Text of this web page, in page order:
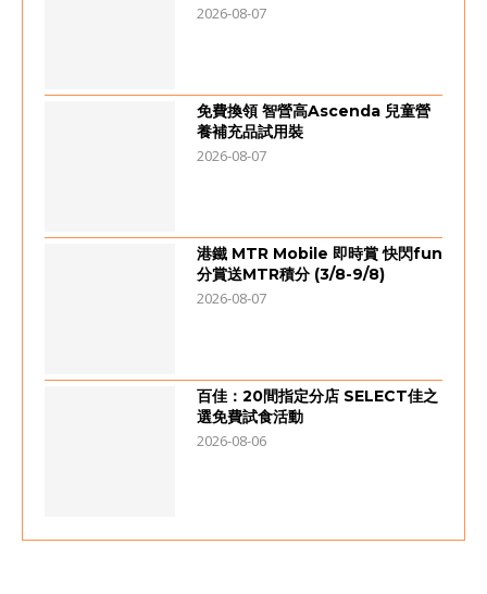
2026-08-07
免費換領 智營高Ascenda 兒童營
養補充品試用裝
2026-08-07
港鐵 MTR Mobile 即時賞 快閃fun
分賞送MTR積分 (3/8-9/8)
2026-08-07
百佳：20間指定分店 SELECT佳之
選免費試食活動
2026-08-06